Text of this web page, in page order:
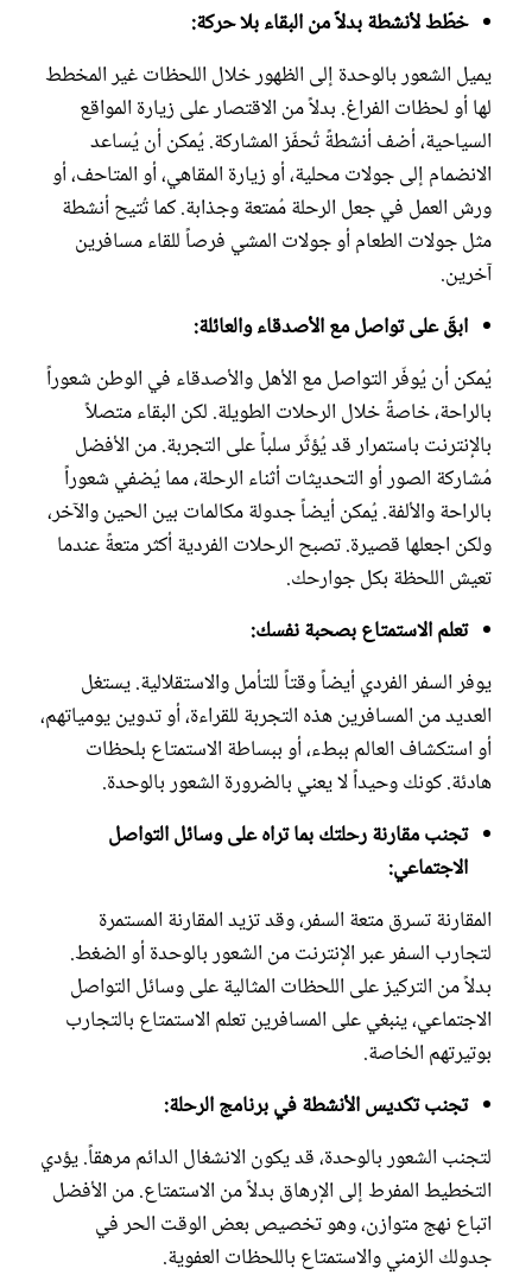
خطّط لأنشطة بدلاً من البقاء بلا حركة:
يميل الشعور بالوحدة إلى الظهور خلال اللحظات غير المخطط
لها أو لحظات الفراغ. بدلاً من الاقتصار على زيارة المواقع
السياحية، أضف أنشطةً تُحفّز المشاركة. يُمكن أن يُساعد
الانضمام إلى جولات محلية، أو زيارة المقاهي، أو المتاحف، أو
ورش العمل في جعل الرحلة مُمتعة وجذابة. كما تُتيح أنشطة
مثل جولات الطعام أو جولات المشي فرصاً للقاء مسافرين
آخرين.
ابقَ على تواصل مع الأصدقاء والعائلة:
يُمكن أن يُوفّر التواصل مع الأهل والأصدقاء في الوطن شعوراً
بالراحة، خاصةً خلال الرحلات الطويلة. لكن البقاء متصلاً
بالإنترنت باستمرار قد يُؤثّر سلباً على التجربة. من الأفضل
مُشاركة الصور أو التحديثات أثناء الرحلة، مما يُضفي شعوراً
بالراحة والألفة. يُمكن أيضاً جدولة مكالمات بين الحين والآخر،
ولكن اجعلها قصيرة. تصبح الرحلات الفردية أكثر متعةً عندما
تعيش اللحظة بكل جوارحك.
تعلم الاستمتاع بصحبة نفسك:
يوفر السفر الفردي أيضاً وقتاً للتأمل والاستقلالية. يستغل
العديد من المسافرين هذه التجربة للقراءة، أو تدوين يومياتهم،
أو استكشاف العالم ببطء، أو ببساطة الاستمتاع بلحظات
هادئة. كونك وحيداً لا يعني بالضرورة الشعور بالوحدة.
تجنب مقارنة رحلتك بما تراه على وسائل التواصل
الاجتماعي:
المقارنة تسرق متعة السفر، وقد تزيد المقارنة المستمرة
لتجارب السفر عبر الإنترنت من الشعور بالوحدة أو الضغط.
بدلاً من التركيز على اللحظات المثالية على وسائل التواصل
الاجتماعي، ينبغي على المسافرين تعلم الاستمتاع بالتجارب
بوتيرتهم الخاصة.
تجنب تكديس الأنشطة في برنامج الرحلة:
لتجنب الشعور بالوحدة، قد يكون الانشغال الدائم مرهقاً. يؤدي
التخطيط المفرط إلى الإرهاق بدلاً من الاستمتاع. من الأفضل
اتباع نهج متوازن، وهو تخصيص بعض الوقت الحر في
جدولك الزمني والاستمتاع باللحظات العفوية.